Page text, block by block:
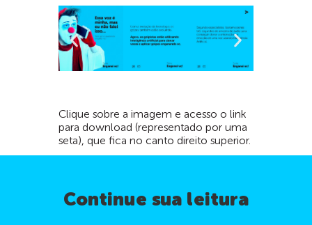
Clique sobre a imagem e acesso o link
para download (representado por uma
seta), que fica no canto direito superior.
Continue sua leitura